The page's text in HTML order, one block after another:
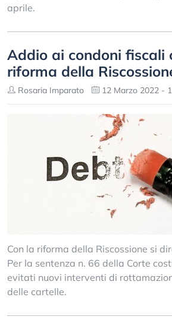
aprile.
Addio ai condoni fiscali
riforma della
Rosaria Imparato 12 Marzo 2022 -
Con la riforma della Riscossione si
Per la sentenza n. 66 della Corte
evitati nuovi interventi di
delle cartelle.